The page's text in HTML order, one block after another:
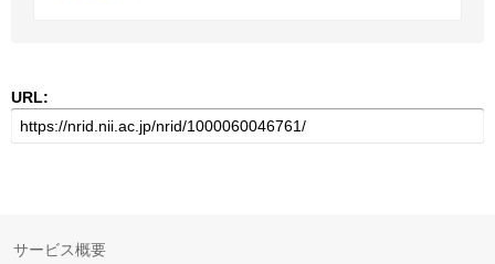
URL:
サービス概要